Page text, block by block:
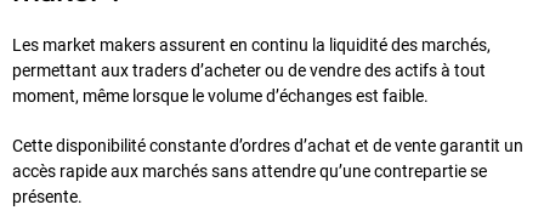
Les market makers assurent en continu la liquidité des marchés,
permettant aux traders d’acheter ou de vendre des actifs à tout
moment, même lorsque le volume d’échanges est faible.
Cette disponibilité constante d’ordres d’achat et de vente garantit un
accès rapide aux marchés sans attendre qu’une contrepartie se
présente.